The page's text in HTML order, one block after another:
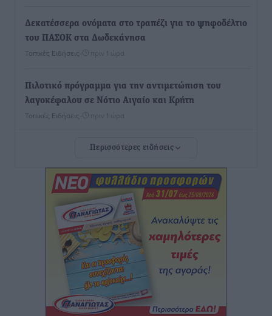
Δεκατέσσερα ονόματα στο τραπέζι για το ψηφοδέλτιο
του ΠΑΣΟΚ στα Δωδεκάνησα
Τοπικές Ειδήσεις πριν 1 ώρα
Πιλοτικό πρόγραμμα για την αντιμετώπιση του
λαγοκέφαλου σε Νότιο Αιγαίο και Κρήτη
Τοπικές Ειδήσεις πριν 1 ώρα
Οι θαυματουργές Παναγίες της Δωδεκανήσου: Τα
Ρεπορτάζ• πριν 1 ώρα
Τριήμερο εξόδου: Πάνω από 129.000 επιβάτες
αναχωρούν από Πειραιά, Ραφήνα και Λαύριο
πριν 14 ώρες
Τι αλλάζει το χωροταξικό στις τουριστικές επενδύσεις
Τοπικές Ειδήσεις• πριν 14 ώρες
Περισσότερες ειδήσεις